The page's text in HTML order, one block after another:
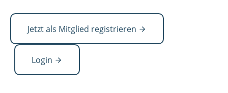
Jetzt als Mitglied registrieren
Login